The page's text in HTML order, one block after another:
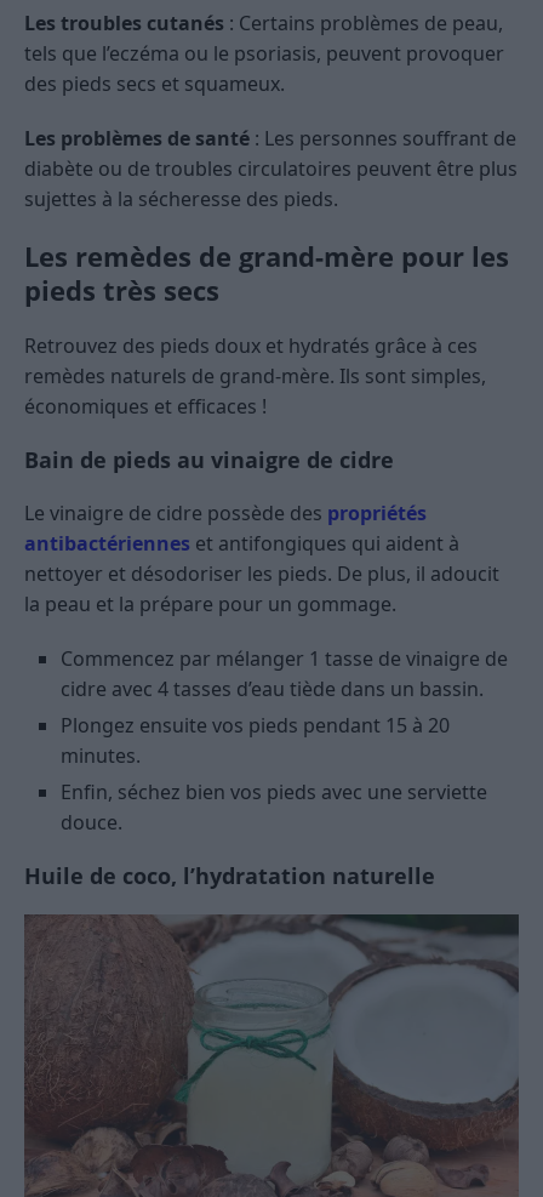
Les troubles cutanés : Certains problèmes de peau,
tels que l’eczéma ou le psoriasis, peuvent provoquer
des pieds secs et squameux.
Les problèmes de santé : Les personnes souffrant de
diabète ou de troubles circulatoires peuvent être plus
sujettes à la sécheresse des pieds.
Les remèdes de grand-mère pour les
pieds très secs
Retrouvez des pieds doux et hydratés grâce à ces
remèdes naturels de grand-mère. Ils sont simples,
économiques et efficaces !
Bain de pieds au vinaigre de cidre
Le vinaigre de cidre possède des propriétés
antibactériennes et antifongiques qui aident à
nettoyer et désodoriser les pieds. De plus, il adoucit
la peau et la prépare pour un gommage.
Commencez par mélanger 1 tasse de vinaigre de
cidre avec 4 tasses d’eau tiède dans un bassin.
Plongez ensuite vos pieds pendant 15 à 20
minutes.
Enfin, séchez bien vos pieds avec une serviette
douce.
Huile de coco, l’hydratation naturelle